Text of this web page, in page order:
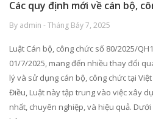
Các quy định mới về cán bộ,
By admin - Tháng Bảy 7, 2025
Luật Cán bộ, công chức số 80/2025/
01/7/2025, mang đến nhiều thay đổi
lý và sử dụng cán bộ, công chức tại
Điều, Luật này tập trung vào việc xây
nhất, chuyên nghiệp, và hiệu quả.